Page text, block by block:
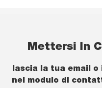
Mettersi In
lascia la tua email
nel modulo di